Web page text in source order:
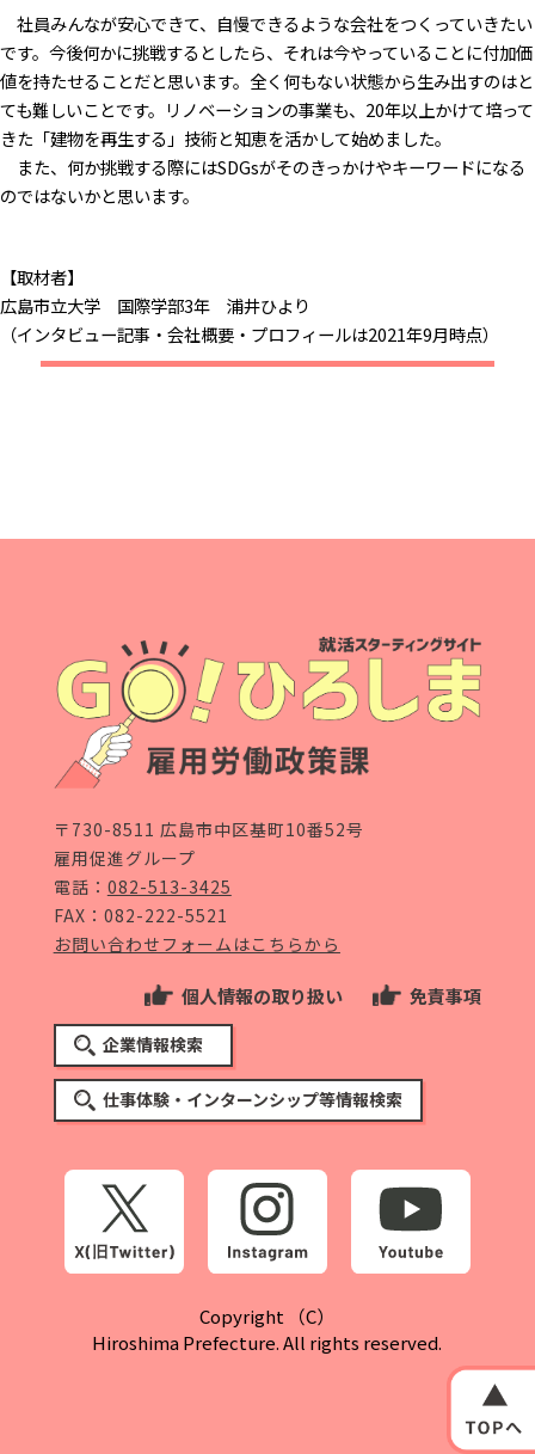
社員みんなが安心できて、自慢できるような会社をつくっていきたい
です。今後何かに挑戦するとしたら、それは今やっていることに付加価
値を持たせることだと思います。全く何もない状態から生み出すのはと
ても難しいことです。リノベーションの事業も、20年以上かけて培って
きた「建物を再生する」技術と知恵を活かして始めました。
また、何か挑戦する際にはSDGsがそのきっかけやキーワードになる
のではないかと思います。
【取材者】
広島市立大学 国際学部3年 浦井ひより
（インタビュー記事・会社概要・プロフィールは2021年9月時点）
〒730-8511 広島市中区基町10番52号
雇用促進グループ
電話： 082-513-3425
FAX：082-222-5521
お問い合わせフォームはこちらから
個人情報の取り扱い 免責事項
企業情報検索
仕事体験・インターンシップ等情報検索
Copyright （C）
Hiroshima Prefecture. All rights reserved.